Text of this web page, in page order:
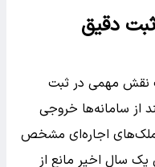
دقیق
نقش مهمی در ثبت
از سامانه‌ها خروجی
ملک‌های اجاره‌ای مشخص
سال اخیر مانع از